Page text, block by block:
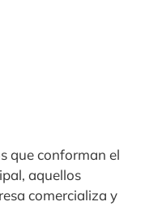
que conforman el
aquellos
comercializa y